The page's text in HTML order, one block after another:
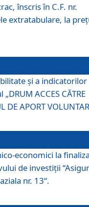
înscris în C.F. nr.
extratabulare, la
și a indicatorilor
ACCES CĂTRE
DE APORT
economici la
de investiții
nr. 13“.